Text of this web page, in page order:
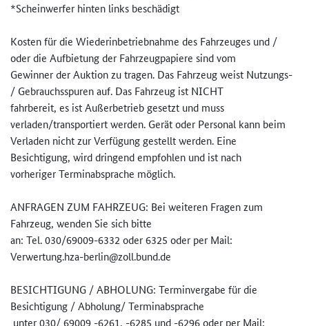
*Scheinwerfer hinten links beschädigt
Kosten für die Wiederinbetriebnahme des Fahrzeuges und /
oder die Aufbietung der Fahrzeugpapiere sind vom
Gewinner der Auktion zu tragen. Das Fahrzeug weist Nutzungs-
/ Gebrauchsspuren auf. Das Fahrzeug ist NICHT
fahrbereit, es ist Außerbetrieb gesetzt und muss
verladen/transportiert werden. Gerät oder Personal kann beim
Verladen nicht zur Verfügung gestellt werden. Eine
Besichtigung, wird dringend empfohlen und ist nach
vorheriger Terminabsprache möglich.
ANFRAGEN ZUM FAHRZEUG: Bei weiteren Fragen zum
Fahrzeug, wenden Sie sich bitte
an: Tel. 030/69009-6332 oder 6325 oder per Mail:
Verwertung.hza-berlin@zoll.bun­d.de
BESICHTIGUNG / ABHOLUNG: Terminvergabe für die
Besichtigung / Abholung/ Terminabsprache
unter 030/ 69009 -6261, -6285 und -6296 oder per Mail: